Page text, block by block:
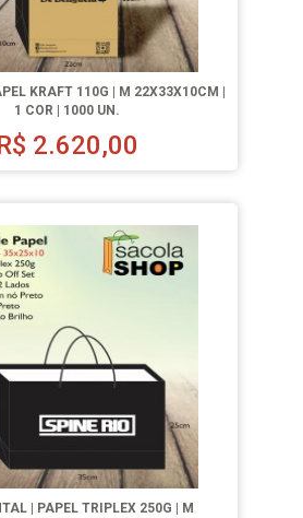
KRAFT 110G | M 22X33X10CM |
1 COR | 1000 UN.
2.620,00
| PAPEL TRIPLEX 250G | M